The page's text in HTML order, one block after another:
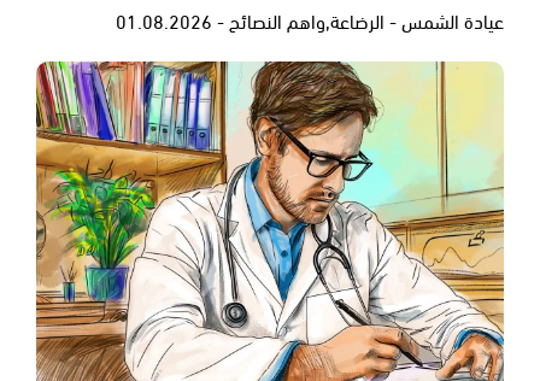
عيادة الشمس - الرضاعة,واهم النصائح - 01.08.2026